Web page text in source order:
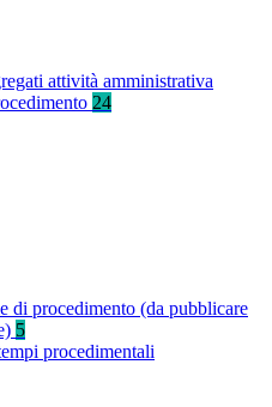
attività amministrativa
24
di procedimento (da pubblicare
5
procedimentali